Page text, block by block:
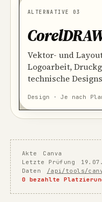
ALTERNATIVE 03
Vektor- und
Logoarbeit,
technische
Design · Je nach
Akte Canva
Letzte Prüfung
Daten
/api/tools/
0 bezahlte